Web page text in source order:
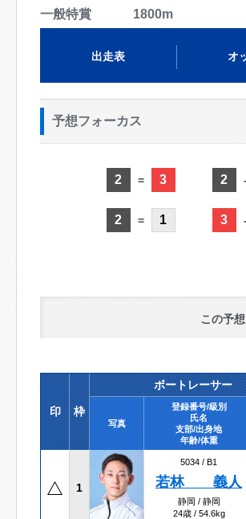
一般特賞 1800m
出走表 オ
予想フォーカス
2 = 3
2 = 1
2 -
3 -
この予
印 枠
ボートレーサー
写真
登録番号/級別
氏名
支部/出身地
年齢/体重
1
5034 / B1
若林 義人
静岡 / 静岡
24歳 / 54.6kg